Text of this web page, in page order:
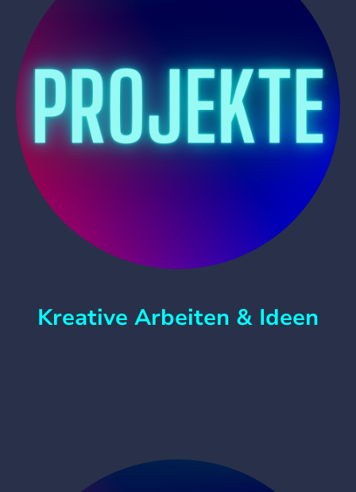
Kreative Arbeiten & Ideen